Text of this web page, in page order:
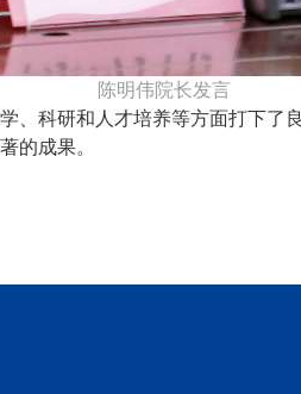
陈明伟院长发言
、科研和人才培养等方面打下了
的成果。